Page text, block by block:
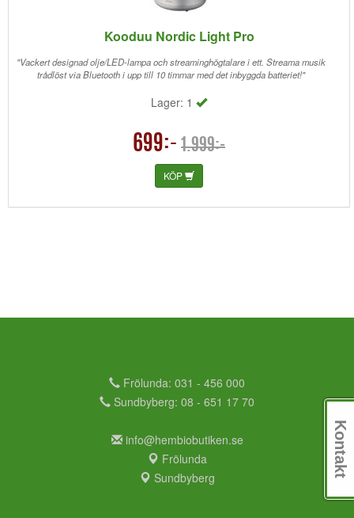
Kooduu Nordic Light Pro
"Vackert designad olje/LED-lampa och streaminghögtalare i ett. Streama musik
trådlöst via Bluetooth i upp till 10 timmar med det inbyggda batteriet!"
Lager: 1
699:- 1.999:-
KÖP
Frölunda: 031 - 456 000
Sundbyberg: 08 - 651 17 70
info@hembiobutiken.se
Frölunda
Sundbyberg
Kontakt